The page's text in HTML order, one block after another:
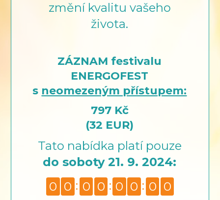
změní kvalitu vašeho
života.
ZÁZNAM festivalu
ENERGOFEST
s neomezeným přístupem:
797 Kč
(32 EUR)
Tato nabídka platí pouze
do soboty 21. 9. 2024:
0 0 0 0 0 0 0 0